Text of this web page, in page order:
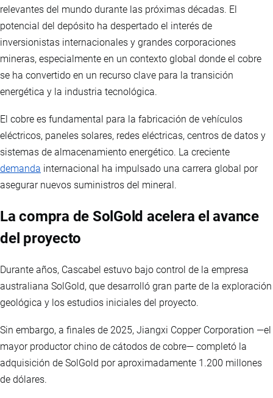
relevantes del mundo durante las próximas décadas. El
potencial del depósito ha despertado el interés de
inversionistas internacionales y grandes corporaciones
mineras, especialmente en un contexto global donde el cobre
se ha convertido en un recurso clave para la transición
energética y la industria tecnológica.
El cobre es fundamental para la fabricación de vehículos
eléctricos, paneles solares, redes eléctricas, centros de datos y
sistemas de almacenamiento energético. La creciente
demanda internacional ha impulsado una carrera global por
asegurar nuevos suministros del mineral.
La compra de SolGold acelera el avance
del proyecto
Durante años, Cascabel estuvo bajo control de la empresa
australiana SolGold, que desarrolló gran parte de la exploración
geológica y los estudios iniciales del proyecto.
Sin embargo, a finales de 2025, Jiangxi Copper Corporation —el
mayor productor chino de cátodos de cobre— completó la
adquisición de SolGold por aproximadamente 1.200 millones
de dólares.